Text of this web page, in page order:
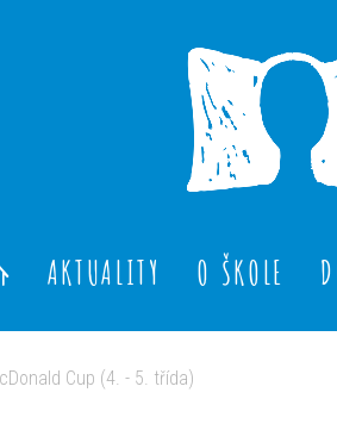
AKTUALITY O ŠKOLE
Cup (4. - 5. třída)